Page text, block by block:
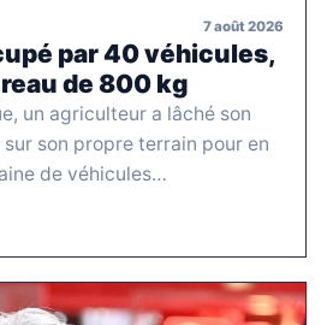
7 août 2026
par 40 véhicules,
de 800 kg
un agriculteur a lâché son
son propre terrain pour en
de véhicules…